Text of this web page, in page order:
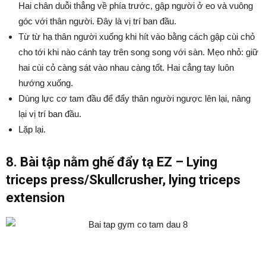
Hai chân duỗi thẳng về phía trước, gập người ở eo và vuông
góc với thân người. Đây là vị trí ban đầu.
Từ từ hạ thân người xuống khi hít vào bằng cách gập cùi chỏ
cho tới khi nào cánh tay trên song song với sàn. Mẹo nhỏ: giữ
hai cùi cỏ càng sát vào nhau càng tốt. Hai cẳng tay luôn
hướng xuống.
Dùng lực cơ tam đầu để đẩy thân người ngược lên lại, nâng
lại vị trí ban đầu.
Lặp lại.
8. Bài tập nằm ghế đẩy tạ EZ – Lying
triceps press/Skullcrusher, lying triceps
extension